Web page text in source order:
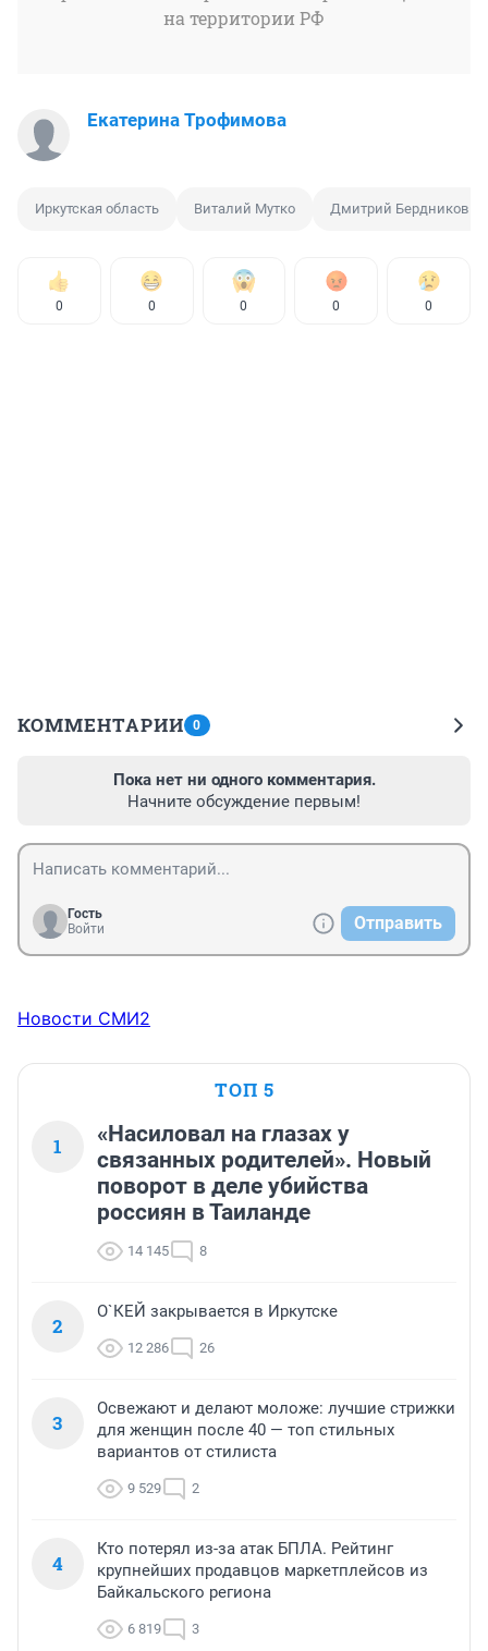
на территории РФ
Екатерина Трофимова
Иркутская область Виталий Мутко Дмитрий Бердников
0 0 0 0 0
КОММЕНТАРИИ 0
Пока нет ни одного комментария.
Начните обсуждение первым!
Гость
Войти
Отправить
Новости СМИ2
ТОП 5
1
«Насиловал на глазах у
связанных родителей». Новый
поворот в деле убийства
россиян в Таиланде
14 145 8
2
О`КЕЙ закрывается в Иркутске
12 286 26
3
Освежают и делают моложе: лучшие стрижки
для женщин после 40 — топ стильных
вариантов от стилиста
9 529 2
4
Кто потерял из-за атак БПЛА. Рейтинг
крупнейших продавцов маркетплейсов из
Байкальского региона
6 819 3